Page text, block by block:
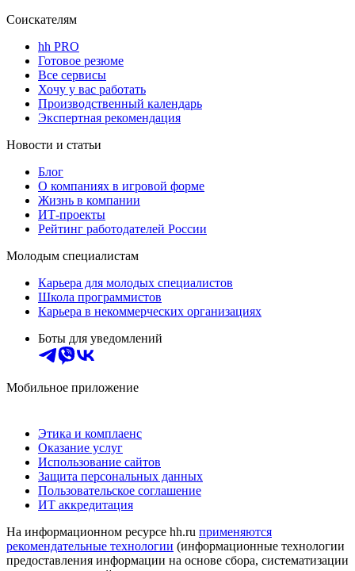
Соискателям
hh PRO
Готовое резюме
Все сервисы
Хочу у вас работать
Производственный календарь
Экспертная рекомендация
Новости и статьи
Блог
О компаниях в игровой форме
Жизнь в компании
ИТ-проекты
Рейтинг работодателей России
Молодым специалистам
Карьера для молодых специалистов
Школа программистов
Карьера в некоммерческих организациях
Боты для уведомлений
Мобильное приложение
Этика и комплаенс
Оказание услуг
Использование сайтов
Защита персональных данных
Пользовательское соглашение
ИТ аккредитация
На информационном ресурсе hh.ru применяются
рекомендательные технологии (информационные технологии
предоставления информации на основе сбора, систематизации